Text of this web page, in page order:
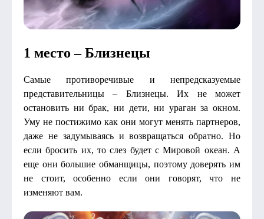
1 место – Близнецы
Самые противоречивые и непредсказуемые
представительницы – Близнецы. Их не может
остановить ни брак, ни дети, ни ураган за окном.
Уму не постижимо как они могут менять партнеров,
даже не задумываясь и возвращаться обратно. Но
если бросить их, то слез будет с Мировой океан. А
еще они большие обманщицы, поэтому доверять им
не стоит, особенно если они говорят, что не
изменяют вам.